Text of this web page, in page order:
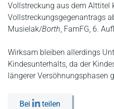
Vollstreckung aus dem Alttitel
Vollstreckungsgegenantrags
Musielak/Borth, FamFG, 6.
Wirksam bleiben allerdings
Kindesunterhalts, da der
längerer Versöhnungsphasen
Bei teilen